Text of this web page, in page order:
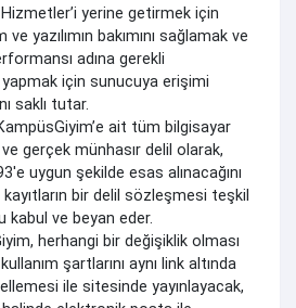
yerine getirmek için
yazılımın bakımını sağlamak ve
adına gerekli
için sunucuya erişimi
saklı tutar.
ait tüm bilgisayar
ve gerçek münhasır delil olarak,
uygun şekilde esas alınacağını
bir delil sözleşmesi teşkil
kabul ve beyan eder.
herhangi bir değişiklik olması
şartlarını aynı link altında
ile sitesinde yayınlayacak,